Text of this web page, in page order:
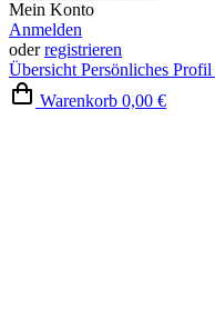
Mein Konto
Anmelden
oderregistrieren
Übersicht Persönliches Profil
Warenkorb 0,00 €